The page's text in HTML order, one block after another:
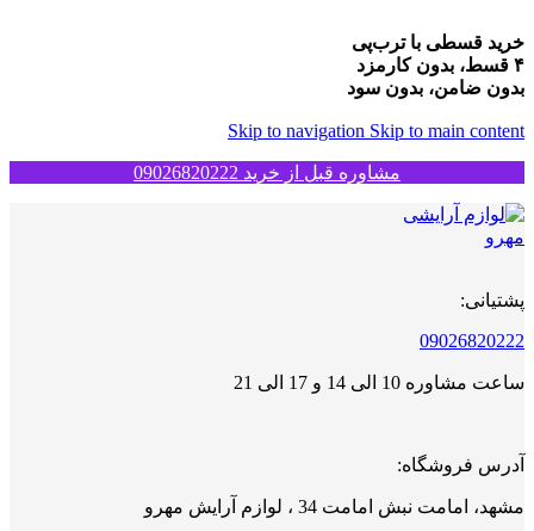
خرید قسطی با ترب‌پی
۴ قسط، بدون کارمزد
بدون ضامن، بدون سود
Skip to navigation Skip to main content
مشاوره قبل از خرید 09026820222
پشتیانی:
09026820222
ساعت مشاوره 10 الی 14 و 17 الی 21
آدرس فروشگاه:
مشهد، امامت نبش امامت 34 ، لوازم آرایش مهرو